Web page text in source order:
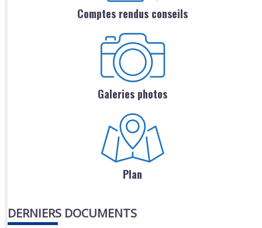
Comptes rendus conseils
Galeries photos
Plan
DERNIERS DOCUMENTS